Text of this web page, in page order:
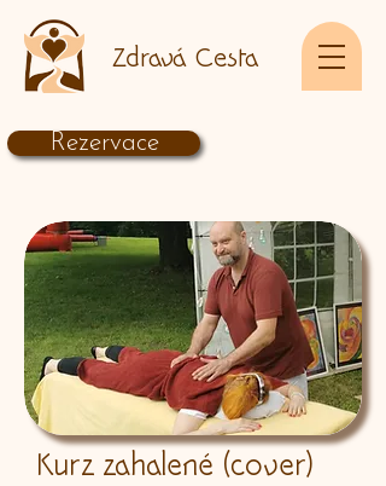
Rezervace
Zdravá Cesta
Kurz zahalené (cover)